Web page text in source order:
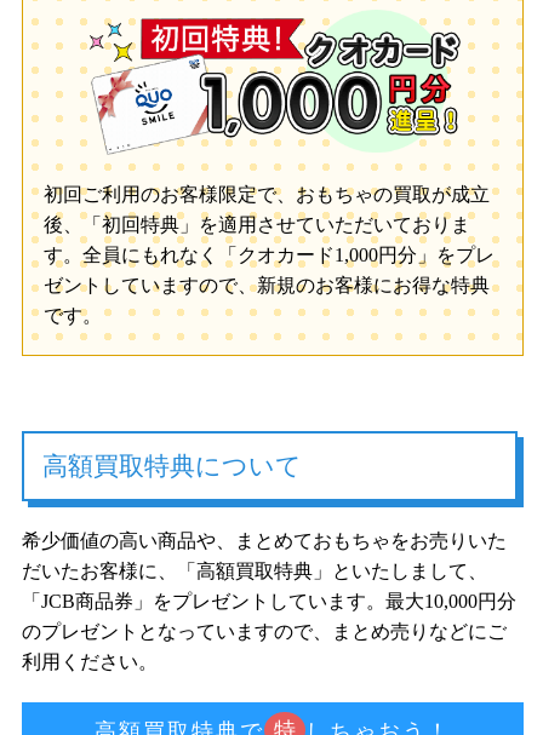
初回ご利用のお客様限定で、おもちゃの買取が成立
後、「初回特典」を適用させていただいておりま
す。全員にもれなく「クオカード1,000円分」をプレ
ゼントしていますので、新規のお客様にお得な特典
です。
高額買取特典について
希少価値の高い商品や、まとめておもちゃをお売りいた
だいたお客様に、「高額買取特典」といたしまして、
「JCB商品券」をプレゼントしています。最大10,000円分
のプレゼントとなっていますので、まとめ売りなどにご
利用ください。
特